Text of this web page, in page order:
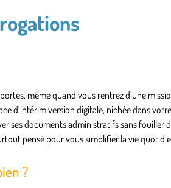
même quand vous rentrez d’une
d’intérim version digitale, nichée dans
ses documents administratifs sans fouiller
pensé pour vous simplifier la vie
?